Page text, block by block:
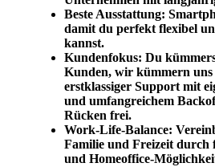
Beste Ausstattung:
damit du perfekt flexibel
kannst.
Kundenfokus: Du
Kunden, wir kümmern uns
erstklassiger Support mit
und umfangreichem
Rücken frei.
Work-Life-Balance:
Familie und Freizeit durch
und Homeoffice-